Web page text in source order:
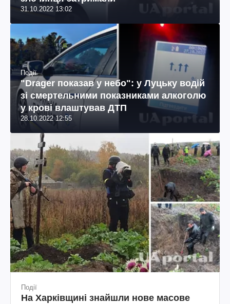
31.10.2022 13:02
Події
"Drager показав у небо": у Луцьку водій
зі смертельними показниками алкоголю
у крові влаштував ДТП
28.10.2022 12:55
Події
На Харківщині знайшли нове масове